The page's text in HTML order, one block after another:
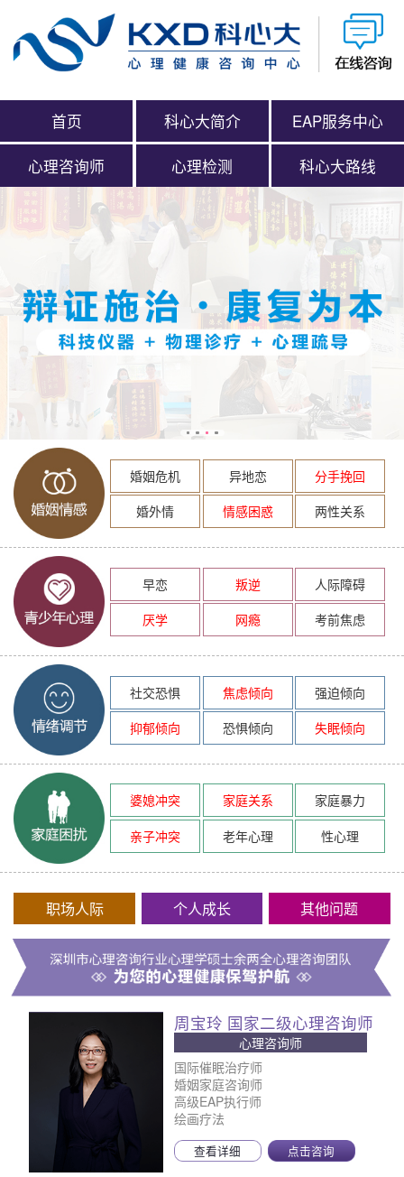
首页 科心大简介 EAP服务中心
心理咨询师 心理检测 科心大路线
婚姻危机 异地恋
分手挽回
婚外情
情感困惑 两性关系
早恋 叛逆
人际障碍
厌学
网瘾 考前焦虑
社交恐惧 焦虑倾向
强迫倾向
抑郁倾向
恐惧倾向 失眠倾向
婆媳冲突 家庭关系
家庭暴力
亲子冲突
老年心理 性心理
职场人际 个人成长 其他问题
周宝玲 国家二级心理咨询师
心理咨询师
国际催眠治疗师
婚姻家庭咨询师
高级EAP执行师
绘画疗法
查看详细 点击咨询